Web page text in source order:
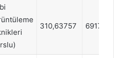
310,63757 691707